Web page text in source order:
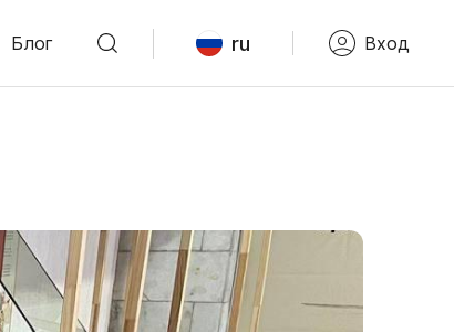
Блог ru Вход